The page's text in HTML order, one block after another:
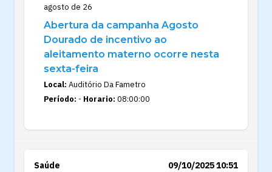
agosto de 26
Abertura da campanha Agosto
Dourado de incentivo ao
aleitamento materno ocorre nesta
sexta-feira
Local: Auditório Da Fametro
Período: - Horario: 08:00:00
Saúde 09/10/2025 10:51